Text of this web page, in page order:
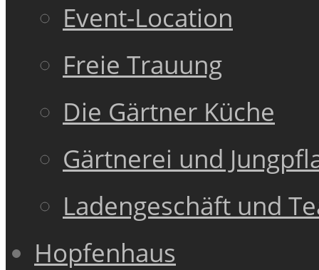
Event-Location
Freie Trauung
Die Gärtner Küche
Gärtnerei und
Ladengeschäft und
Hopfenhaus